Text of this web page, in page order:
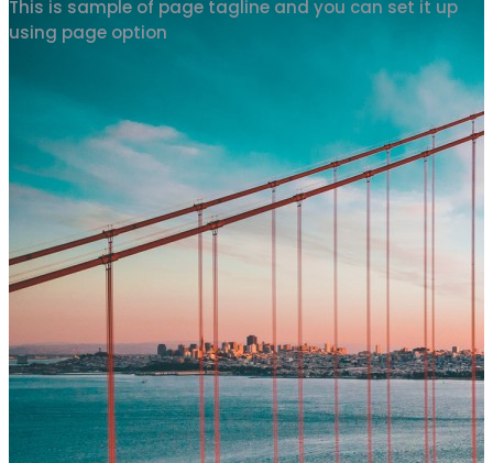
This is sample of page tagline and you can set it up
using page option